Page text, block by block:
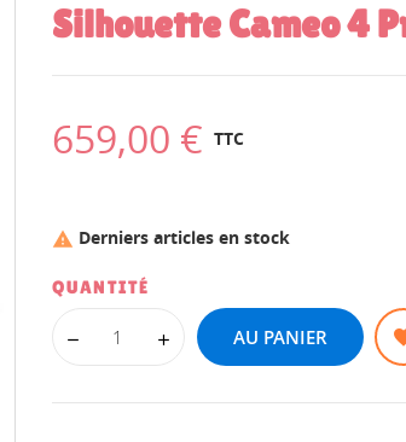
Silhouette Cameo 4
659,00 € TTC
 Derniers articles en stock
QUANTITÉ
AU PANIER